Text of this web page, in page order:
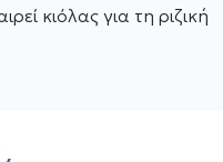
κιόλας για τη ριζική